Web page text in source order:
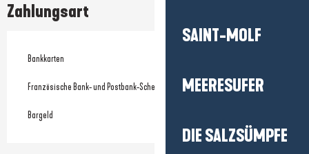
SAINT-MOLF
MEERESUFER
DIE SALZSÜMPFE
Zahlungsart
Bankkarten
Französische Bank- und Postbank-Schecks
Bargeld